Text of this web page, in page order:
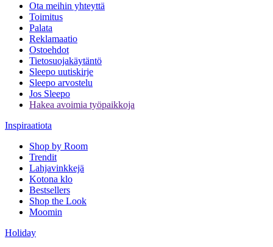
Ota meihin yhteyttä
Toimitus
Palata
Reklamaatio
Ostoehdot
Tietosuojakäytäntö
Sleepo uutiskirje
Sleepo arvostelu
Jos Sleepo
Hakea avoimia työpaikkoja
Inspiraatiota
Shop by Room
Trendit
Lahjavinkkejä
Kotona klo
Bestsellers
Shop the Look
Moomin
Holiday